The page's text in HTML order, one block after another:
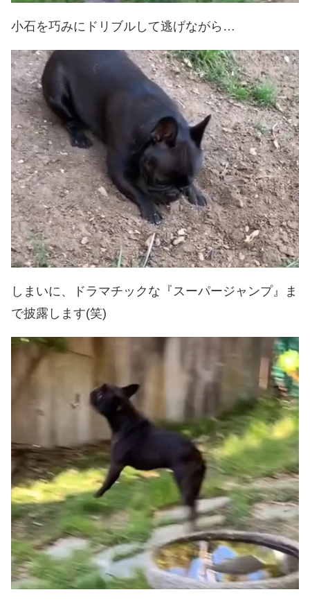
小石を巧みにドリブルして逃げながら…
しまいに、ドラマチックな『スーパージャンプ』ま
で披露します(笑)